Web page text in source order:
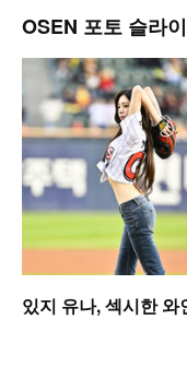
OSEN 포토 슬라
있지 유나, 섹시한 와